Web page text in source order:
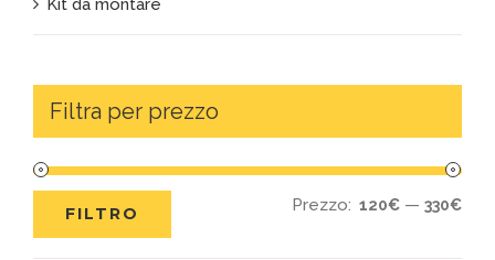
Filtra per prezzo
FILTRO Prezzo: 120€ — 330€